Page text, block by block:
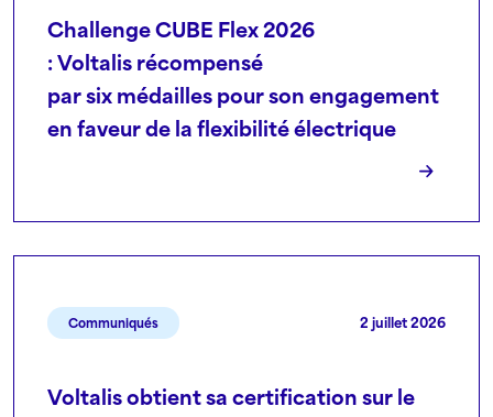
Challenge CUBE Flex 2026
: Voltalis récompensé
par six médailles pour son engagement
en faveur de la flexibilité électrique
Communiqués 2 juillet 2026
Voltalis obtient sa certification sur le